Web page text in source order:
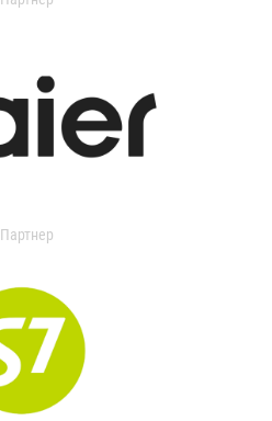
Партнер